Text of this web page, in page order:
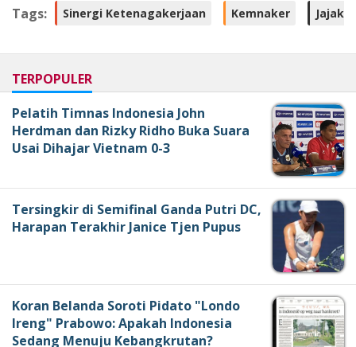
Tags: Sinergi Ketenagakerjaan Kemnaker Jajaki
TERPOPULER
Pelatih Timnas Indonesia John
Herdman dan Rizky Ridho Buka Suara
Usai Dihajar Vietnam 0-3
Tersingkir di Semifinal Ganda Putri DC,
Harapan Terakhir Janice Tjen Pupus
Koran Belanda Soroti Pidato "Londo
Ireng" Prabowo: Apakah Indonesia
Sedang Menuju Kebangkrutan?